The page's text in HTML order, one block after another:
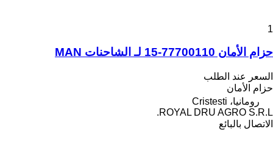
1
حزام الأمان 77700110-15 لـ الشاحنات MAN
السعر عند الطلب
حزام الأمان
رومانيا، Cristesti
ROYAL DRU AGRO S.R.L.
الاتصال بالبائع